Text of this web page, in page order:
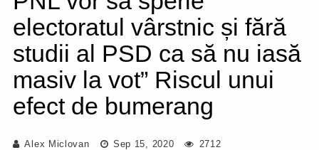
electoratul vârstnic și fără
studii al PSD ca să nu iasă
masiv la vot” Riscul unui
efect de bumerang
Alex Miclovan Sep 15, 2020 2712